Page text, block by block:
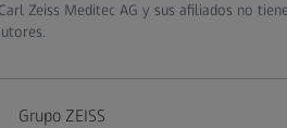
Zeiss Meditec AG y sus afiliados no
Grupo ZEISS